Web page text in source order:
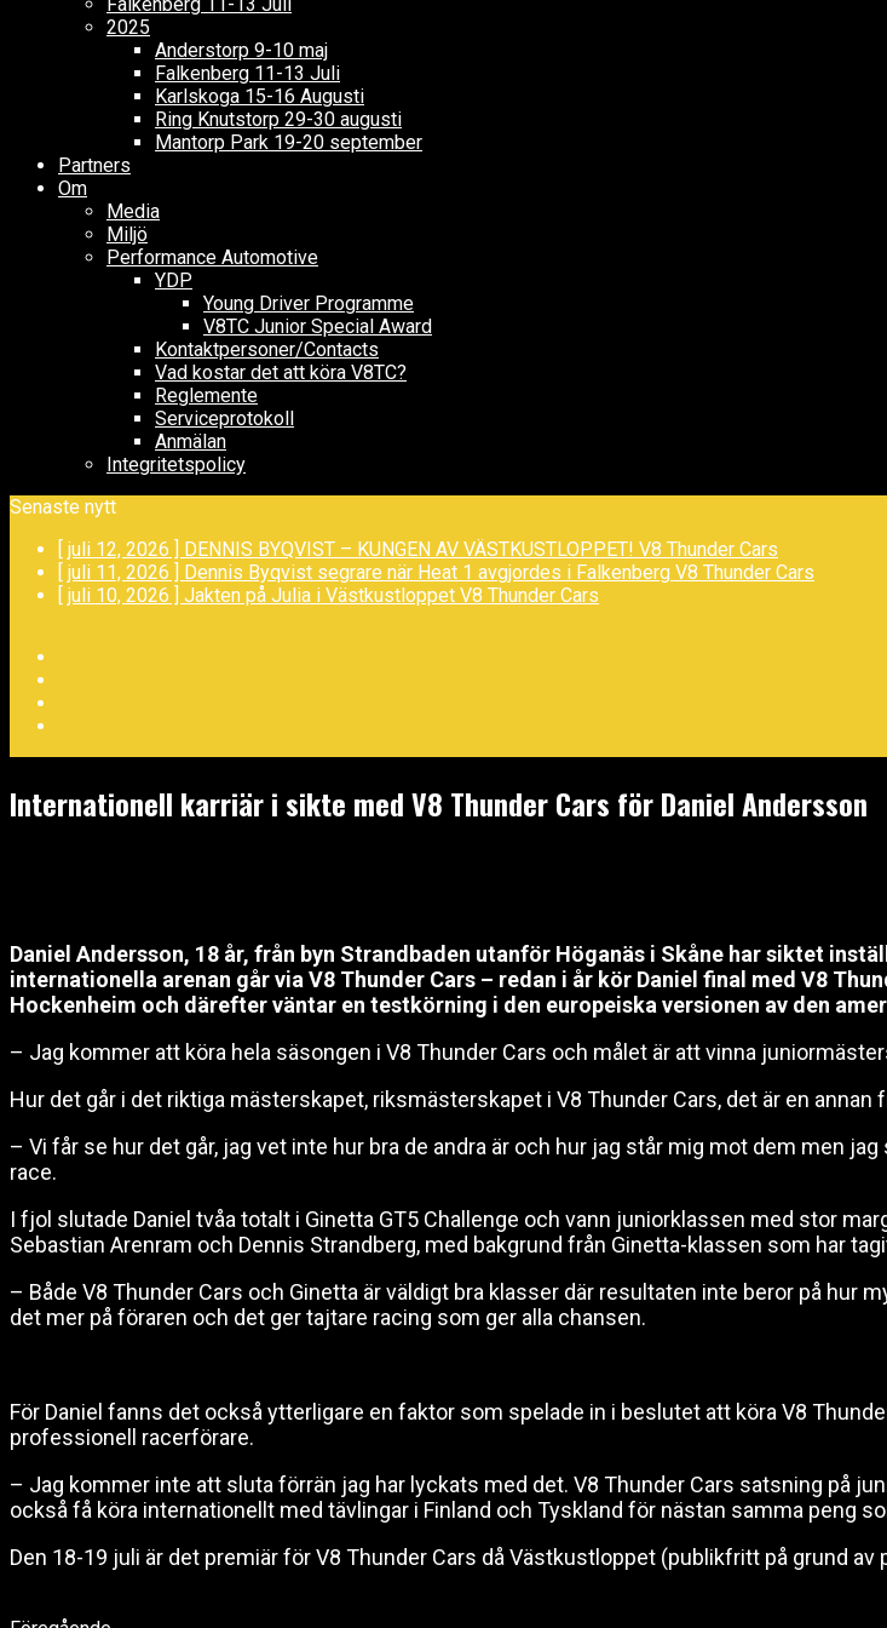
2025
Anderstorp 9-10 maj
Falkenberg 11-13 Juli
Karlskoga 15-16 Augusti
Ring Knutstorp 29-30 augusti
Mantorp Park 19-20 september
Partners
Om
Media
Miljö
Performance Automotive
YDP
Young Driver Programme
V8TC Junior Special Award
Kontaktpersoner/Contacts
Vad kostar det att köra V8TC?
Reglemente
Serviceprotokoll
Anmälan
Integritetspolicy
Senaste nytt
[ juli 12, 2026 ] DENNIS BYQVIST – KUNGEN AV VÄSTKUSTLOPPET! V8 Thunder Cars
[ juli 11, 2026 ] Dennis Byqvist segrare när Heat 1 avgjordes i Falkenberg V8 Thunder Cars
[ juli 10, 2026 ] Jakten på Julia i Västkustloppet V8 Thunder Cars
Internationell karriär i sikte med V8 Thunder Cars för Daniel Andersson
Daniel Andersson, 18 år, från byn Strandbaden utanför Höganäs i Skåne har siktet
internationella arenan går via V8 Thunder Cars – redan i år kör Daniel final med V8
Hockenheim och därefter väntar en testkörning i den europeiska versionen av den
– Jag kommer att köra hela säsongen i V8 Thunder Cars och målet är att vinna
Hur det går i det riktiga mästerskapet, riksmästerskapet i V8 Thunder Cars, det är en annan
– Vi får se hur det går, jag vet inte hur bra de andra är och hur jag står mig mot dem men
race.
I fjol slutade Daniel tvåa totalt i Ginetta GT5 Challenge och vann juniorklassen med stor
Sebastian Arenram och Dennis Strandberg, med bakgrund från Ginetta-klassen som har
– Både V8 Thunder Cars och Ginetta är väldigt bra klasser där resultaten inte beror på hur
det mer på föraren och det ger tajtare racing som ger alla chansen.
För Daniel fanns det också ytterligare en faktor som spelade in i beslutet att köra V8
professionell racerförare.
– Jag kommer inte att sluta förrän jag har lyckats med det. V8 Thunder Cars satsning på
också få köra internationellt med tävlingar i Finland och Tyskland för nästan samma peng
Den 18-19 juli är det premiär för V8 Thunder Cars då Västkustloppet (publikfritt på grund